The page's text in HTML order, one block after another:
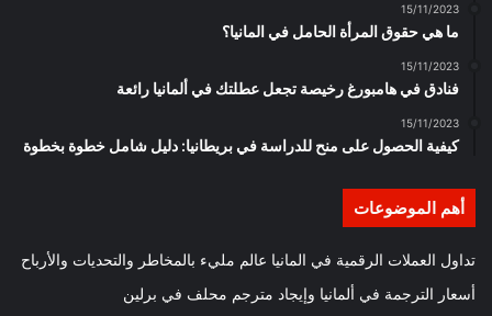
15/11/2023
ما هي حقوق المرأة الحامل في المانيا؟
15/11/2023
فنادق في هامبورغ رخيصة تجعل عطلتك في ألمانيا رائعة
15/11/2023
كيفية الحصول على منح للدراسة في بريطانيا: دليل شامل خطوة بخطوة
أهم الموضوعات
تداول العملات الرقمية في المانيا عالم مليء بالمخاطر والتحديات والأرباح
أسعار الترجمة في ألمانيا وإيجاد مترجم محلف في برلين